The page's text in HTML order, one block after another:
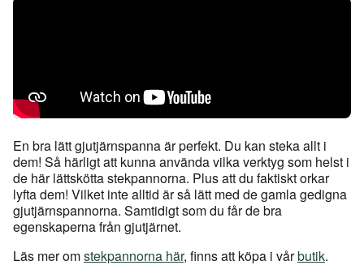
En bra lätt gjutjärnspanna är perfekt. Du kan steka allt i
dem! Så härligt att kunna använda vilka verktyg som helst i
de här lättskötta stekpannorna. Plus att du faktiskt orkar
lyfta dem! Vilket inte alltid är så lätt med de gamla gedigna
gjutjärnspannorna. Samtidigt som du får de bra
egenskaperna från gjutjärnet.
Läs mer omstekpannorna här, finns att köpa i vårbutik.